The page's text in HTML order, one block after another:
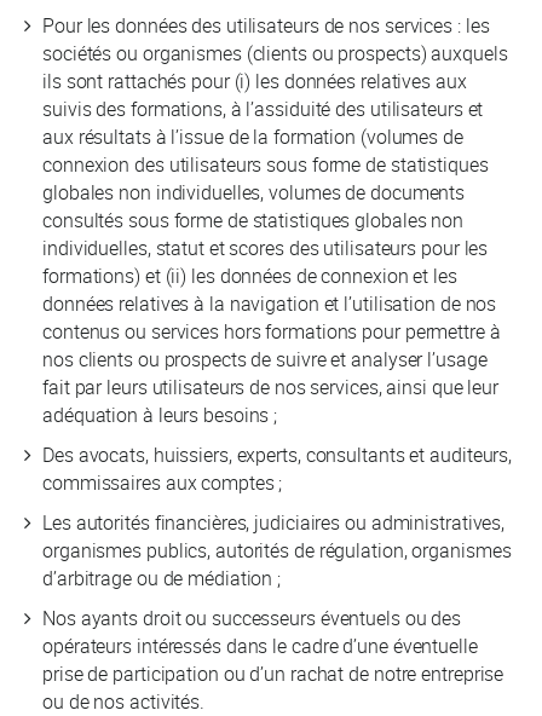
Pour les données des utilisateurs de nos services : les
sociétés ou organismes (clients ou prospects) auxquels
ils sont rattachés pour (i) les données relatives aux
suivis des formations, à l’assiduité des utilisateurs et
aux résultats à l’issue de la formation (volumes de
connexion des utilisateurs sous forme de statistiques
globales non individuelles, volumes de documents
consultés sous forme de statistiques globales non
individuelles, statut et scores des utilisateurs pour les
formations) et (ii) les données de connexion et les
données relatives à la navigation et l’utilisation de nos
contenus ou services hors formations pour permettre à
nos clients ou prospects de suivre et analyser l’usage
fait par leurs utilisateurs de nos services, ainsi que leur
adéquation à leurs besoins ;
Des avocats, huissiers, experts, consultants et auditeurs,
commissaires aux comptes ;
Les autorités financières, judiciaires ou administratives,
organismes publics, autorités de régulation, organismes
d’arbitrage ou de médiation ;
Nos ayants droit ou successeurs éventuels ou des
opérateurs intéressés dans le cadre d’une éventuelle
prise de participation ou d’un rachat de notre entreprise
ou de nos activités.